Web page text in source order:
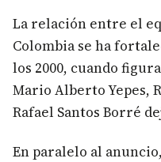
La relación entre el
Colombia se ha
los 2000, cuando
Mario Alberto Yepes,
Rafael Santos Borré
En paralelo al